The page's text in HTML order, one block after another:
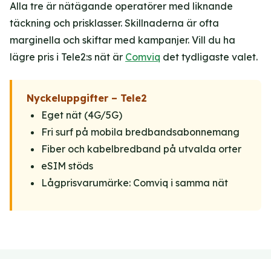
Alla tre är nätägande operatörer med liknande
täckning och prisklasser. Skillnaderna är ofta
marginella och skiftar med kampanjer. Vill du ha
lägre pris i Tele2:s nät är Comviq det tydligaste valet.
Nyckeluppgifter – Tele2
Eget nät (4G/5G)
Fri surf på mobila bredbandsabonnemang
Fiber och kabelbredband på utvalda orter
eSIM stöds
Lågprisvarumärke: Comviq i samma nät